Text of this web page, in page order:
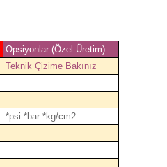
Opsiyonlar (Özel Üretim)
Teknik Çizime Bakınız
*psi *bar *kg/cm2